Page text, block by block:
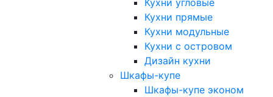
Кухни угловые
Кухни прямые
Кухни модульные
Кухни с островом
Дизайн кухни
Шкафы-купе
Шкафы-купе эконом